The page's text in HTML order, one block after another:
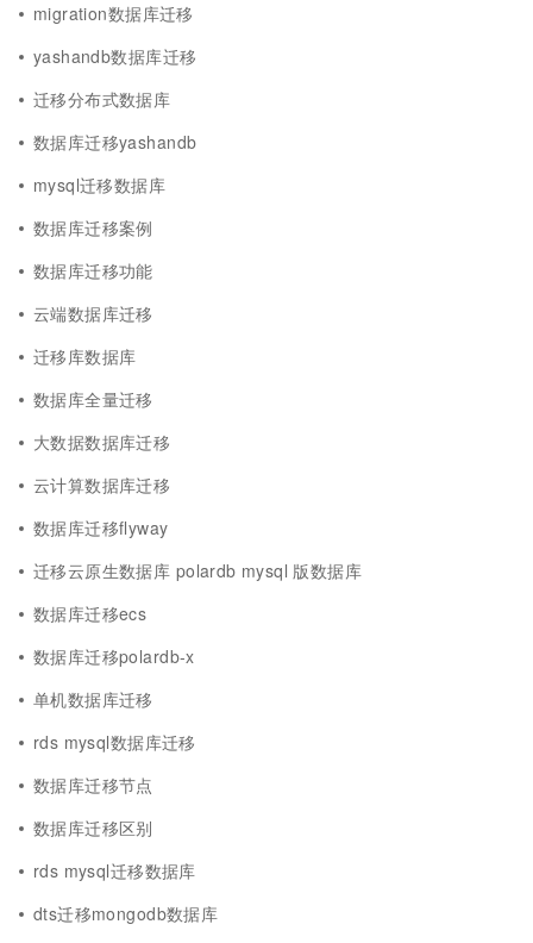
migration数据库迁移
yashandb数据库迁移
迁移分布式数据库
数据库迁移yashandb
mysql迁移数据库
数据库迁移案例
数据库迁移功能
云端数据库迁移
迁移库数据库
数据库全量迁移
大数据数据库迁移
云计算数据库迁移
数据库迁移flyway
迁移云原生数据库 polardb mysql 版数据库
数据库迁移ecs
数据库迁移polardb-x
单机数据库迁移
rds mysql数据库迁移
数据库迁移节点
数据库迁移区别
rds mysql迁移数据库
dts迁移mongodb数据库